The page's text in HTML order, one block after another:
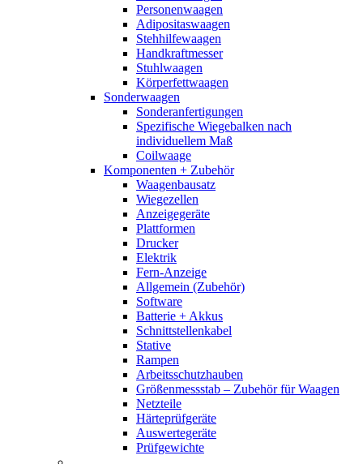
Personenwaagen
Adipositaswaagen
Stehhilfewaagen
Handkraftmesser
Stuhlwaagen
Körperfettwaagen
Sonderwaagen
Sonderanfertigungen
Spezifische Wiegebalken nach
individuellem Maß
Coilwaage
Komponenten + Zubehör
Waagenbausatz
Wiegezellen
Anzeigegeräte
Plattformen
Drucker
Elektrik
Fern-Anzeige
Allgemein (Zubehör)
Software
Batterie + Akkus
Schnittstellenkabel
Stative
Rampen
Arbeitsschutzhauben
Größenmessstab – Zubehör für Waagen
Netzteile
Härteprüfgeräte
Auswertegeräte
Prüfgewichte